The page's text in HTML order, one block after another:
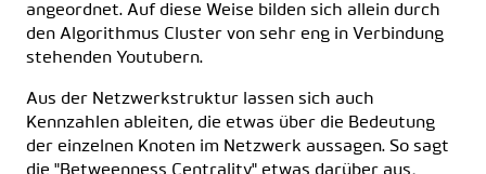
angeordnet. Auf diese Weise bilden sich allein durch
den Algorithmus Cluster von sehr eng in Verbindung
stehenden Youtubern.
Aus der Netzwerkstruktur lassen sich auch
Kennzahlen ableiten, die etwas über die Bedeutung
der einzelnen Knoten im Netzwerk aussagen. So sagt
die "Betweenness Centrality" etwas darüber aus,